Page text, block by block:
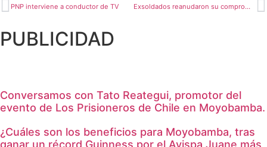
PNP interviene a conductor de TV Exsoldados reanudaron su compromiso con San Hilarión
PUBLICIDAD
Conversamos con Tato Reategui, promotor del
evento de Los Prisioneros de Chile en Moyobamba.
¿Cuáles son los beneficios para Moyobamba, tras
ganar un récord Guinness por el Avispa Juane más